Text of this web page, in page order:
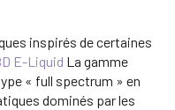
inspirés de certaines
E-Liquid La gamme
« full spectrum » en
dominés par les